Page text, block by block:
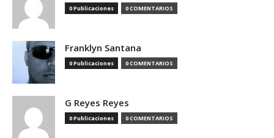
0 Publicaciones 0 COMENTARIOS
Franklyn Santana
0 Publicaciones 0 COMENTARIOS
G Reyes Reyes
0 Publicaciones 0 COMENTARIOS